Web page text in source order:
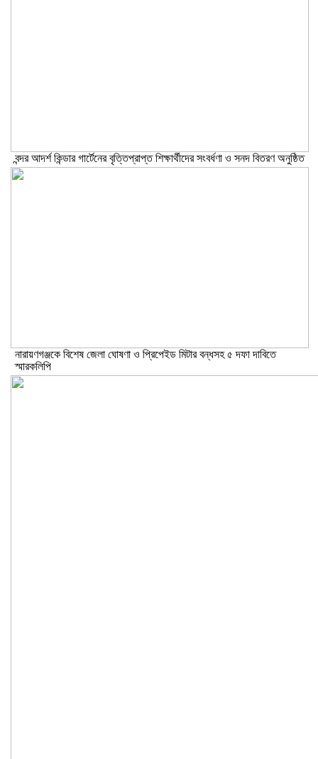
বন্দর আদর্শ কিন্ডার গার্টেনের বৃত্তিপ্রাপ্ত শিক্ষার্থীদের সংবর্ধণা ও সনদ বিতরণ অনুষ্ঠিত
নারায়ণগঞ্জকে বিশেষ জেলা ঘোষণা ও প্রিপেইড মিটার বন্ধসহ ৫ দফা দাবিতে
স্মারকলিপি